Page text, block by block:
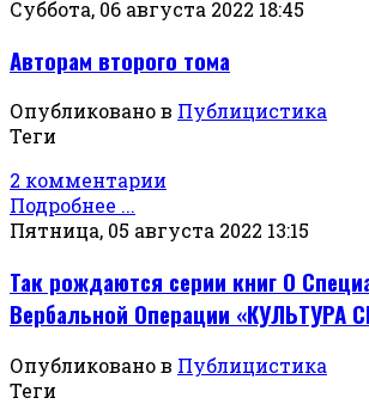
Суббота, 06 августа 2022 18:45
Авторам второго тома
Опубликовано в Публицистика
Теги
2 комментарии
Подробнее ...
Пятница, 05 августа 2022 13:15
Так рождаются серии книг О
Вербальной Операции «КУЛЬТУРА
Опубликовано в Публицистика
Теги